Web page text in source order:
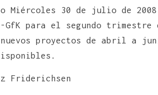
Miércoles 30 de julio de 2008
GfK para el segundo
nuevos proyectos de abril a
Friderichsen